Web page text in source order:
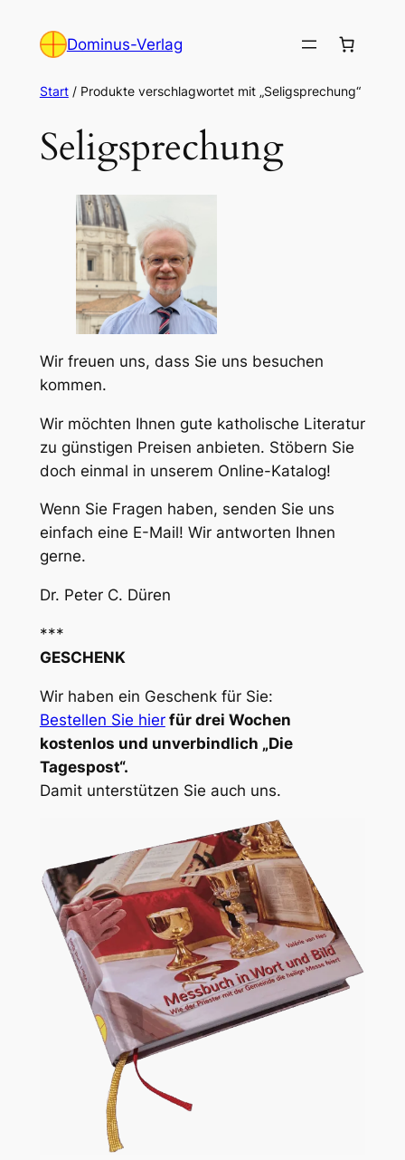
Inhalt
Dominus-Verlag
Start/ Produkte verschlagwortet mit „Seligsprechung“
Seligsprechung
Wir freuen uns, dass Sie uns besuchen
kommen.
Wir möchten Ihnen gute katholische Literatur
zu günstigen Preisen anbieten. Stöbern Sie
doch einmal in unserem Online-Katalog!
Wenn Sie Fragen haben, senden Sie uns
einfach eine E-Mail! Wir antworten Ihnen
gerne.
Dr. Peter C. Düren
***
GESCHENK
Wir haben ein Geschenk für Sie:
Bestellen Sie hier für drei Wochen
kostenlos und unverbindlich „Die
Tagespost“.
Damit unterstützen Sie auch uns.